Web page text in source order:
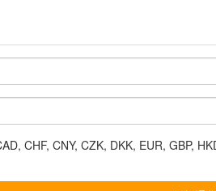
CHF, CNY, CZK, DKK, EUR, GBP,